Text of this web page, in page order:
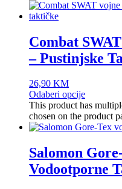
Combat
– Pustinjske
26,90 KM
Odaberi opcije
This product has
chosen on the product
Salomon
Vodootporne